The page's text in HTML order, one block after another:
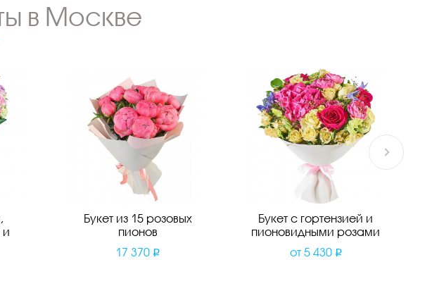
в Москве
и
Букет из 15 розовых
пионов
17 370
Букет с гортензией и
пионовидными розами
от 5 430